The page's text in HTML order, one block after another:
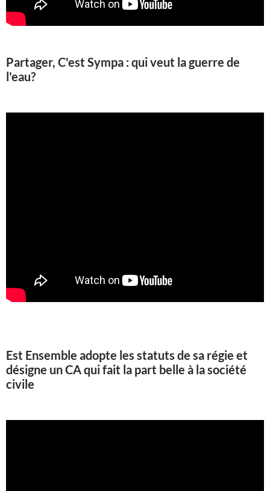
Partager, C'est Sympa : qui veut la guerre de
l'eau?
Est Ensemble adopte les statuts de sa régie et
désigne un CA qui fait la part belle à la société
civile